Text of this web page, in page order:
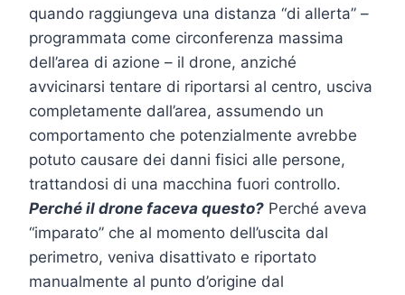
quando raggiungeva una distanza “di allerta” –
programmata come circonferenza massima
dell’area di azione – il drone, anziché
avvicinarsi tentare di riportarsi al centro, usciva
completamente dall’area, assumendo un
comportamento che potenzialmente avrebbe
potuto causare dei danni fisici alle persone,
trattandosi di una macchina fuori controllo.
Perché il drone faceva questo? Perché aveva
“imparato” che al momento dell’uscita dal
perimetro, veniva disattivato e riportato
manualmente al punto d’origine dal